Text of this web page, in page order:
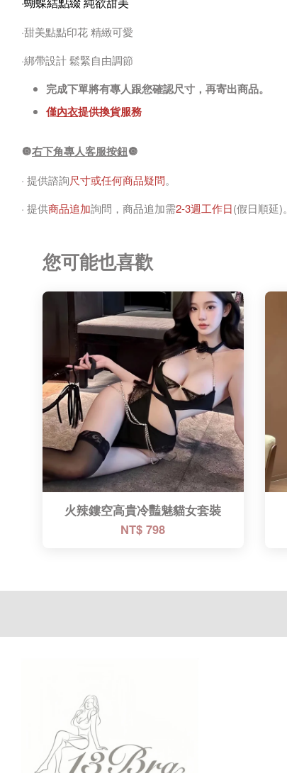
·甜美點點印花 精緻可愛
·綁帶設計 鬆緊自由調節
完成下單將有專人跟您確認尺寸，再寄出商品。
僅內衣提供換貨服務
🔘右下角專人客服按鈕🔘
· 提供諮詢尺寸或任何商品疑問。
· 提供商品追加詢問，商品追加需2-3週工作日(假日順延)。
您可能也喜歡
火辣鏤空高貴冷豔魅貓女套裝
NT$ 798